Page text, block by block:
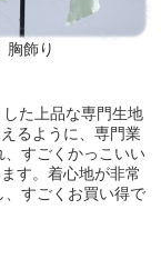
胸飾り
た上品な専門生地
るように、専門業
すごくかっこいい
す。着心地が非常
すごくお買い得で